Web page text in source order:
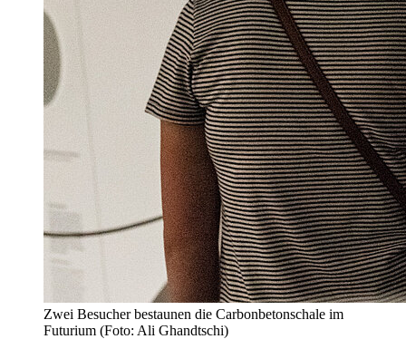
Zwei Besucher bestaunen die Carbonbetonschale im
Futurium (Foto: Ali Ghandtschi)